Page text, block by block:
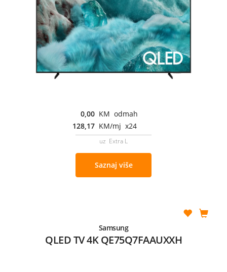
0,00 KM odmah
128,17 KM/mj x24
uz Extra L
Saznaj više
Samsung
QLED TV 4K QE75Q7FAAUXXH